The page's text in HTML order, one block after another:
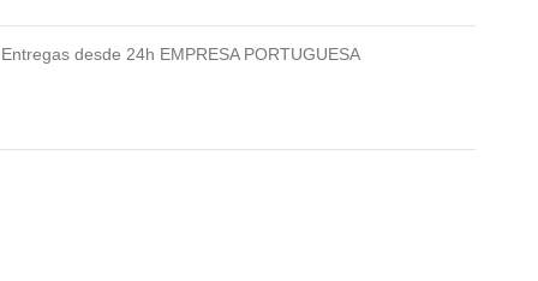
desde 24h EMPRESA PORTUGUESA